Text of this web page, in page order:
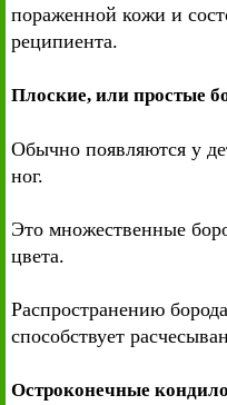
пораженной кожи и
реципиента.
Плоские, или простые
Обычно появляются у
ног.
Это множественные
цвета.
Распространению
способствует
Остроконечные